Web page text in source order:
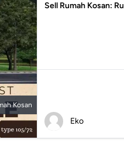
Kosan
Sell Rumah Kosan:
Eko